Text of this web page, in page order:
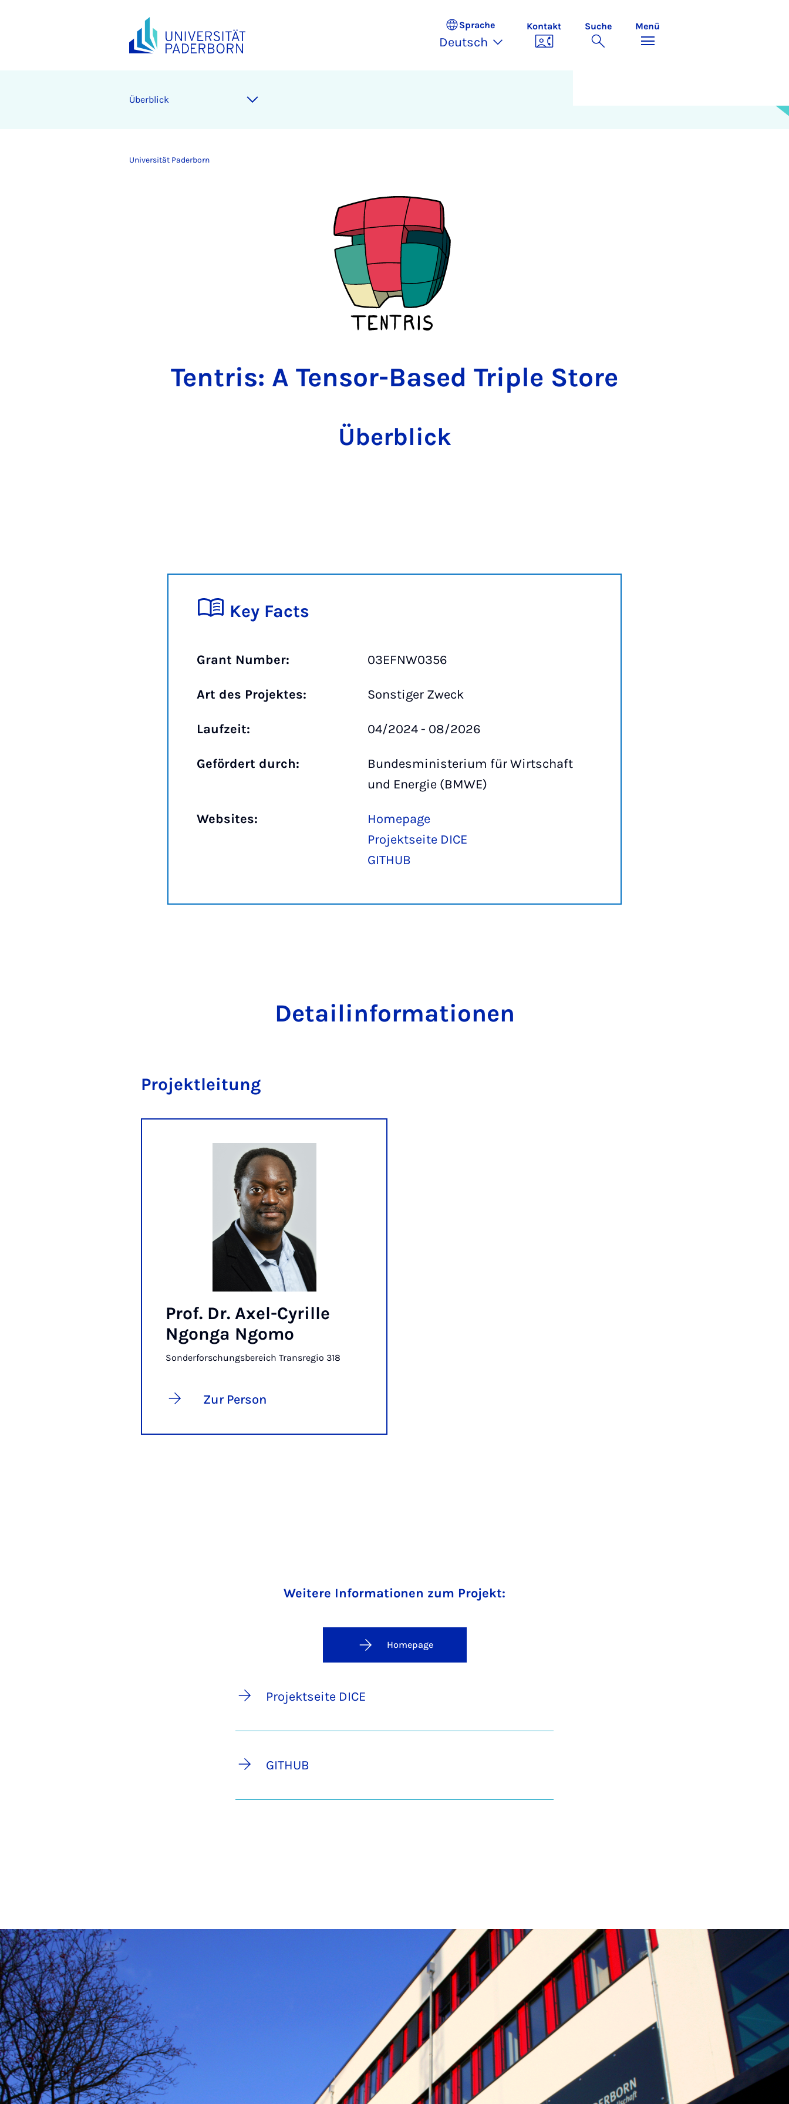
Sprache
Deutsch
Kontakt Suche Menü
Überblick
Universität Paderborn
Tentris: A Tensor-Based Triple Store
Überblick
Key Facts
Grant Number: 03EFNW0356
Art des Projektes: Sonstiger Zweck
Laufzeit: 04/2024 - 08/2026
Gefördert durch:
Bundesministerium für Wirtschaft
und Energie (BMWE)
Websites:
Homepage
Projektseite DICE
GITHUB
Detailinformationen
Projektleitung
Prof. Dr. Axel-Cyrille
Ngonga Ngomo
Sonderforschungsbereich Transregio 318
Zur Person
Weitere Informationen zum Projekt:
Homepage
Projektseite DICE
GITHUB